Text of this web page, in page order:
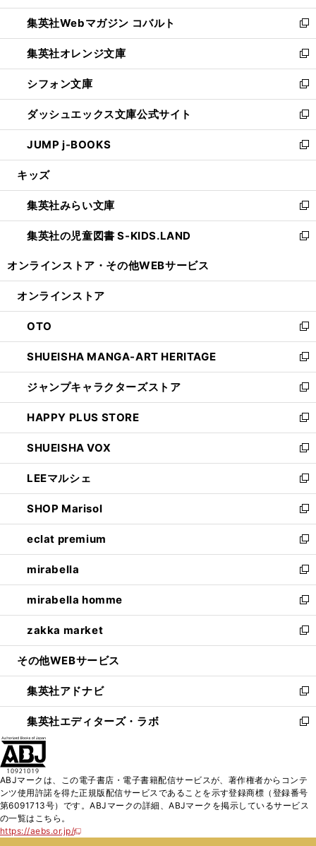
開
く
ウ
で
開
く
ン
ド
ウ
で
開
く
ウ
ィ
ン
ド
ウ
で
開
く
集英社Webマガジン コバルト
新
し
い
ウ
ィ
ン
ド
ウ
で
開
集英社オレンジ文庫
新
し
い
ウ
ィ
ン
ド
ウ
開
く
シフォン文庫
新
し
い
ウ
ィ
ン
ウ
で
開
く
ダッシュエックス文庫公式サイト
新
し
い
ウ
ン
ド
ウ
で
JUMP j-BOOKS
新
し
ウ
ィ
ン
ド
開
キッズ
集英社みらい文庫
新
し
い
ン
ウ
で
開
く
集英社の児童図書 S-KIDS.LAND
新
ウ
ン
ド
ウ
で
開
く
オンラインストア・ その他WEBサービス
オンラインストア
OTO
新
し
い
ウ
ィ
ン
ド
ウ
で
開
く
SHUEISHA MANGA-ART HERITAGE
新
し
い
ウ
ィ
ン
ド
ウ
で
開
く
ジャンプキャラクターズストア
新
し
い
ウ
ィ
ン
ド
ウ
で
開
く
HAPPY PLUS STORE
新
し
い
ウ
ィ
ン
ド
ウ
で
開
く
SHUEISHA VOX
新
し
い
ウ
ィ
ン
ド
ウ
で
開
く
LEEマルシェ
新
し
い
ウ
ィ
ン
ド
ウ
で
開
く
SHOP Marisol
新
し
い
ウ
ィ
ン
ド
ウ
で
開
eclat premium
新
し
い
ウ
ィ
ン
ド
ウ
開
く
mirabella
新
し
い
ウ
ィ
ン
ウ
で
開
く
mirabella homme
新
し
い
ウ
ン
ド
ウ
で
zakka market
新
し
ウ
ィ
ン
ド
く
その他WEBサービス
集英社アドナビ
新
し
い
ド
ウ
で
集英社エディターズ・ラボ
新
ィ
ン
ド
ABJマークは、この電子書店・電子書籍配信サービスが、著作権者からコンテ
ンツ使用許諾を得た正規版配信サービスであることを示す登録商標（登録番号
第6091713号）です。ABJマークの詳細、ABJマークを掲示しているサービス
の一覧はこちら。
https://aebs.or.jp/
新